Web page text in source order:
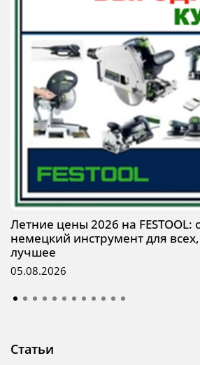
Летние цены 2026 на
немецкий инструмент для
лучшее
05.08.2026
Статьи